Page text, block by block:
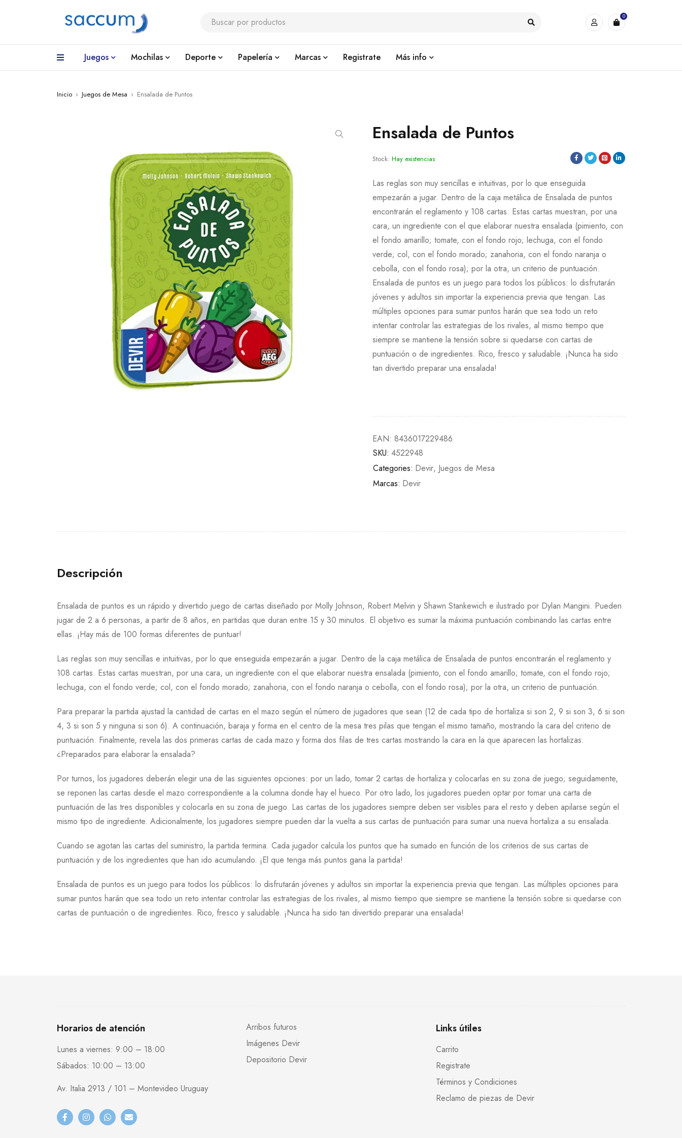
0
Juegos Mochilas Deporte Papelería Marcas Registrate Más info
Inicio › Juegos de Mesa › Ensalada de Puntos
Ensalada de Puntos
Stock: Hay existencias
Las reglas son muy sencillas e intuitivas, por lo que enseguida
empezarán a jugar. Dentro de la caja metálica de Ensalada de puntos
encontrarán el reglamento y 108 cartas. Estas cartas muestran, por una
cara, un ingrediente con el que elaborar nuestra ensalada (pimiento, con
el fondo amarillo; tomate, con el fondo rojo; lechuga, con el fondo
verde; col, con el fondo morado; zanahoria, con el fondo naranja o
cebolla, con el fondo rosa); por la otra, un criterio de puntuación.
Ensalada de puntos es un juego para todos los públicos: lo disfrutarán
jóvenes y adultos sin importar la experiencia previa que tengan. Las
múltiples opciones para sumar puntos harán que sea todo un reto
intentar controlar las estrategias de los rivales, al mismo tiempo que
siempre se mantiene la tensión sobre si quedarse con cartas de
puntuación o de ingredientes. Rico, fresco y saludable. ¡Nunca ha sido
tan divertido preparar una ensalada!
EAN:8436017229486
SKU: 4522948
Categories: Devir, Juegos de Mesa
Marcas: Devir
Descripción
Ensalada de puntos es un rápido y divertido juego de cartas diseñado por Molly Johnson, Robert Melvin y Shawn Stankewich e ilustrado por Dylan Mangini. Pueden
jugar de 2 a 6 personas, a partir de 8 años, en partidas que duran entre 15 y 30 minutos. El objetivo es sumar la máxima puntuación combinando las cartas entre
ellas. ¡Hay más de 100 formas diferentes de puntuar!
Las reglas son muy sencillas e intuitivas, por lo que enseguida empezarán a jugar. Dentro de la caja metálica de Ensalada de puntos encontrarán el reglamento y
108 cartas. Estas cartas muestran, por una cara, un ingrediente con el que elaborar nuestra ensalada (pimiento, con el fondo amarillo; tomate, con el fondo rojo;
lechuga, con el fondo verde; col, con el fondo morado; zanahoria, con el fondo naranja o cebolla, con el fondo rosa); por la otra, un criterio de puntuación.
Para preparar la partida ajustad la cantidad de cartas en el mazo según el número de jugadores que sean (12 de cada tipo de hortaliza si son 2, 9 si son 3, 6 si son
4, 3 si son 5 y ninguna si son 6). A continuación, baraja y forma en el centro de la mesa tres pilas que tengan el mismo tamaño, mostrando la cara del criterio de
puntuación. Finalmente, revela las dos primeras cartas de cada mazo y forma dos filas de tres cartas mostrando la cara en la que aparecen las hortalizas.
¿Preparados para elaborar la ensalada?
Por turnos, los jugadores deberán elegir una de las siguientes opciones: por un lado, tomar 2 cartas de hortaliza y colocarlas en su zona de juego; seguidamente,
se reponen las cartas desde el mazo correspondiente a la columna donde hay el hueco. Por otro lado, los jugadores pueden optar por tomar una carta de
puntuación de las tres disponibles y colocarla en su zona de juego. Las cartas de los jugadores siempre deben ser visibles para el resto y deben apilarse según el
mismo tipo de ingrediente. Adicionalmente, los jugadores siempre pueden dar la vuelta a sus cartas de puntuación para sumar una nueva hortaliza a su ensalada.
Cuando se agotan las cartas del suministro, la partida termina. Cada jugador calcula los puntos que ha sumado en función de los criterios de sus cartas de
puntuación y de los ingredientes que han ido acumulando. ¡El que tenga más puntos gana la partida!
Ensalada de puntos es un juego para todos los públicos: lo disfrutarán jóvenes y adultos sin importar la experiencia previa que tengan. Las múltiples opciones para
sumar puntos harán que sea todo un reto intentar controlar las estrategias de los rivales, al mismo tiempo que siempre se mantiene la tensión sobre si quedarse con
cartas de puntuación o de ingredientes. Rico, fresco y saludable. ¡Nunca ha sido tan divertido preparar una ensalada!
Horarios de atención
Lunes a viernes: 9:00 – 18:00
Sábados: 10:00 – 13:00
Av. Italia 2913 / 101 – Montevideo Uruguay
Arribos futuros
Imágenes Devir
Depositorio Devir
Links útiles
Carrito
Registrate
Términos y Condiciones
Reclamo de piezas de Devir